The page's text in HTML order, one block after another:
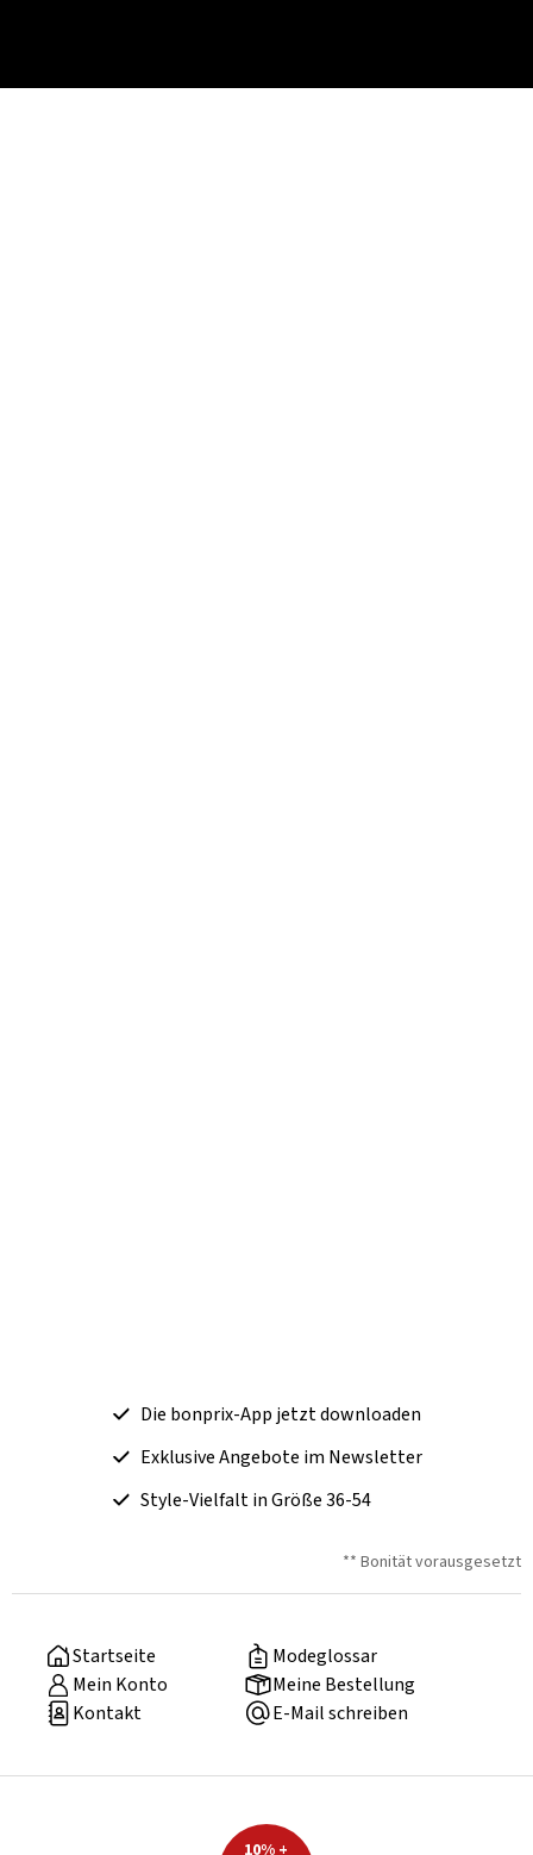
Die bonprix-App jetzt downloaden
Exklusive Angebote im Newsletter
Style-Vielfalt in Größe 36-54
** Bonität vorausgesetzt
Startseite
Modeglossar
Mein Konto
Meine Bestellung
Kontakt
E-Mail schreiben
10% +